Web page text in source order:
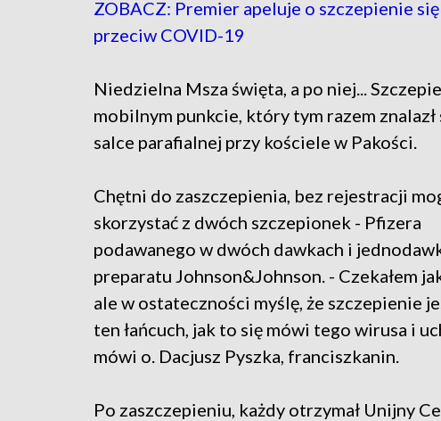
ZOBACZ: Premier apeluje o szczepienie się
przeciw COVID-19
Niedzielna Msza święta, a po niej...
mobilnym punkcie, który tym razem znalazł
salce parafialnej przy kościele w Pakości.
Chętni do zaszczepienia, bez rejestracji
skorzystać z dwóch szczepionek - Pfizera
podawanego w dwóch dawkach i
preparatu Johnson&Johnson. - Czekałem
ale w ostateczności myślę, że szczepienie
ten łańcuch, jak to się mówi tego wirusa i
mówi o. Dacjusz Pyszka, franciszkanin.
Po zaszczepieniu, każdy otrzymał Unijny